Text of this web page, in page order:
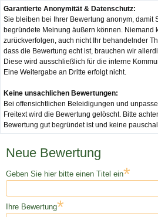
Garantierte Anonymität & Datenschutz:
Sie bleiben bei Ihrer Bewertung anonym, damit
begründete Meinung äußern können. Niemand
zurückverfolgen, auch nicht Ihr behandelnder
dass die Bewertung echt ist, brauchen wir
Diese wird ausschließlich für die interne
Eine Weitergabe an Dritte erfolgt nicht.
Keine unsachlichen Bewertungen:
Bei offensichtlichen Beleidigungen und
Freitext wird die Bewertung gelöscht. Bitte
Bewertung gut begründet ist und keine
Neue Bewertung
Geben Sie hier bitte einen Titel ein*
Ihre Bewertung*